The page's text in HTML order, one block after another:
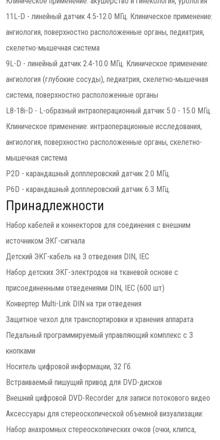
11L-D - линейный датчик 4.5-12.0 МГц. Клиническое применение:
ангиология, поверхностно расположенные органы, педиатрия,
скелетно-мышечная система
9L-D - линейный датчик 2.4-10.0 МГц. Клиническое применение:
ангиология (глубокие сосуды), педиатрия, скелетно-мышечная
система, поверхностно расположенные органы
L8-18i-D - L-образный интраоперационный датчик 5.0 - 15.0 МГц.
Клиническое применение: интраоперационные исследования,
ангиология, поверхностно расположенные органы, скелетно-
мышечная система
P2D - карандашный допплеровский датчик 2.0 МГц.
P6D - карандашный допплеровский датчик 6.3 МГц.
Принадлежности
Набор кабелей и коннекторов для соединения с внешним
источником ЭКГ-сигнала
Детский ЭКГ-кабель на 3 отведения DIN, IEC
Набор детских ЭКГ-электродов на тканевой основе с
присоединенными отведениями DIN, IEC (600 шт)
Конвертер Multi-Link DIN на три отведения
Защитное чехол для транспортировки и хранения аппарата
Педальный программируемый управляющий комплекс с 3
кнопками
Носитель цифровой информации, 32 Гб.
Встраиваемый пишущий привод для DVD-дисков
Внешний цифровой DVD-Recorder для записи потокового видео
Аксессуары для стереоскопической объемной визуализации:
Набор анахромных стереоскопических очков (очки, клипса,